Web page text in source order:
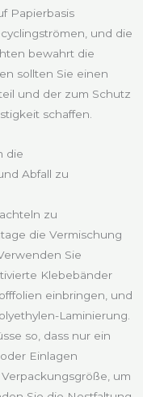
Papierbasis
und die
bewahrt die
sollten Sie einen
und der zum Schutz
schaffen.
die
Abfall zu
zu
die Vermischung
Sie
Klebebänder
einbringen, und
Laminierung.
so, dass nur ein
Einlagen
um